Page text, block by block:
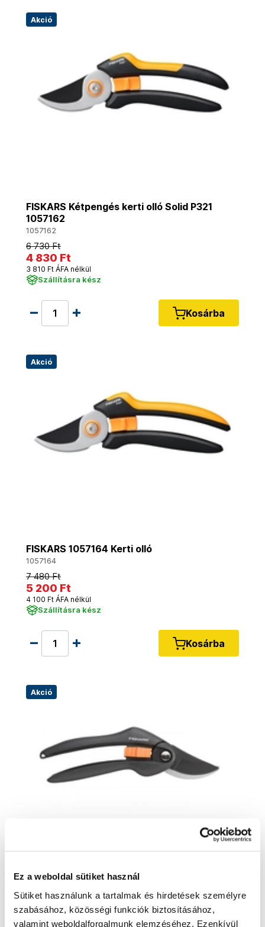
Ez a weboldal sütiket használ
Sütiket használunk a tartalmak és hirdetések személyre
szabásához, közösségi funkciók biztosításához,
valamint weboldalforgalmunk elemzéséhez. Ezenkívül
Akció
FISKARS Kétpengés kerti olló Solid P321
1057162
1057162
6 730 Ft
4 830 Ft
3 810 Ft ÁFA nélkül
Szállításra kész
Kosárba
Akció
FISKARS 1057164 Kerti olló
1057164
7 480 Ft
5 200 Ft
4 100 Ft ÁFA nélkül
Szállításra kész
Kosárba
Akció
FISKARS Kerti olló SingleStep™, dupla pengés
P26 1000567
6 730 Ft